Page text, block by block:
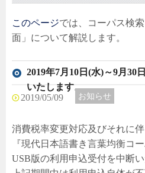
このページでは、コーパス検
面」について解説します。
2019年7月10日(水)～9月30
いたします。
2019/05/09
お知らせ
消費税率変更対応及びそれに
『現代日本語書き言葉均衡コ
USB版の利用申込受付を中断い